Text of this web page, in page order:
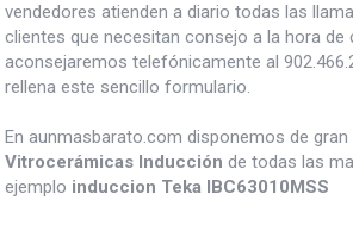
vendedores atienden a diario todas las
clientes que necesitan consejo a la hora de
aconsejaremos telefónicamente al
rellena este sencillo formulario.
En aunmasbarato.com disponemos de gran
Vitrocerámicas Inducción de todas las
ejemplo induccion Teka IBC63010MSS